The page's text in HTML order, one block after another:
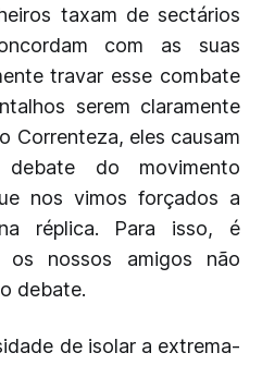
taxam de sectários
com as suas
travar esse combate
serem claramente
Correnteza, eles causam
do movimento
nos vimos forçados a
réplica. Para isso, é
nossos amigos não
debate.
de isolar a extrema-